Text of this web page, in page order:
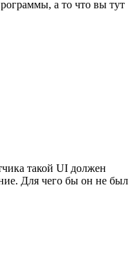
а то что вы тут
такой UI должен
Для чего бы он не был